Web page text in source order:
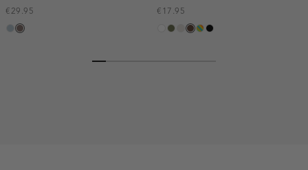
€29.95
blauw,
taupe
€17.95
witgroen,
kitdonkerbruin
meerkleurig
zwart